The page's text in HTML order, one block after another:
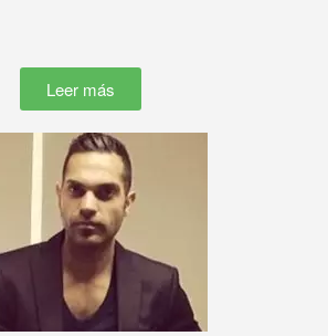
Leer más